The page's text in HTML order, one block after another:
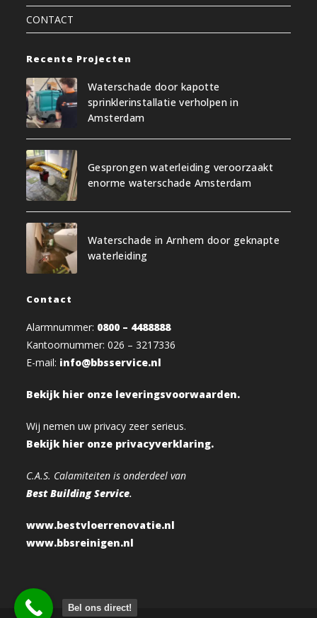
CONTACT
Recente Projecten
Waterschade door kapotte
sprinklerinstallatie verholpen in
Amsterdam
Gesprongen waterleiding veroorzaakt
enorme waterschade Amsterdam
Waterschade in Arnhem door geknapte
waterleiding
Contact
Alarmnummer: 0800 – 4488888
Kantoornummer: 026 – 3217336
E-mail: info@bbsservice.nl
Bekijk hier onze leveringsvoorwaarden.
Wij nemen uw privacy zeer serieus.
Bekijk hier onze privacyverklaring.
C.A.S. Calamiteiten is onderdeel van
Best Building Service.
www.bestvloerrenovatie.nl
www.bbsreinigen.nl
Bel ons direct!